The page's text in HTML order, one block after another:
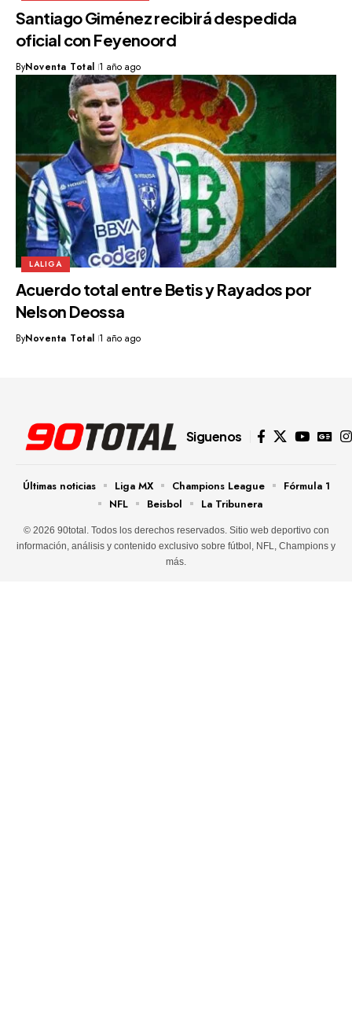
Santiago Giménez recibirá despedida
oficial con Feyenoord
ByNoventa Total 1 año ago
LALIGA
Acuerdo total entre Betis y Rayados por
Nelson Deossa
ByNoventa Total 1 año ago
Siguenos
© 2026 90total. Todos los derechos reservados. Sitio web deportivo con
información, análisis y contenido exclusivo sobre fútbol, NFL, Champions y
más.
Últimas noticias Liga MX Champions League
Fórmula 1
NFL
Beisbol La Tribunera